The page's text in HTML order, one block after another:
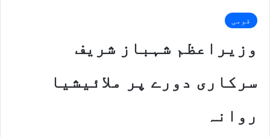
قومی
وزیراعظم شہباز شریف
سرکاری دورے پر ملائیشیا
روانہ